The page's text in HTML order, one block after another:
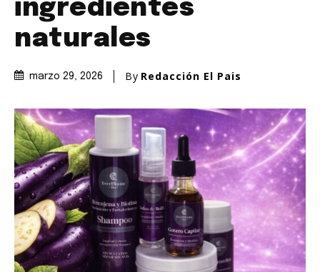
ingredientes
naturales
marzo 29, 2026 By Redacción El Pais